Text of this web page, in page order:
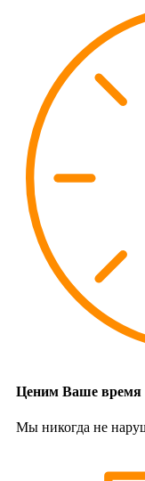
Ценим Ваше время
Мы никогда не